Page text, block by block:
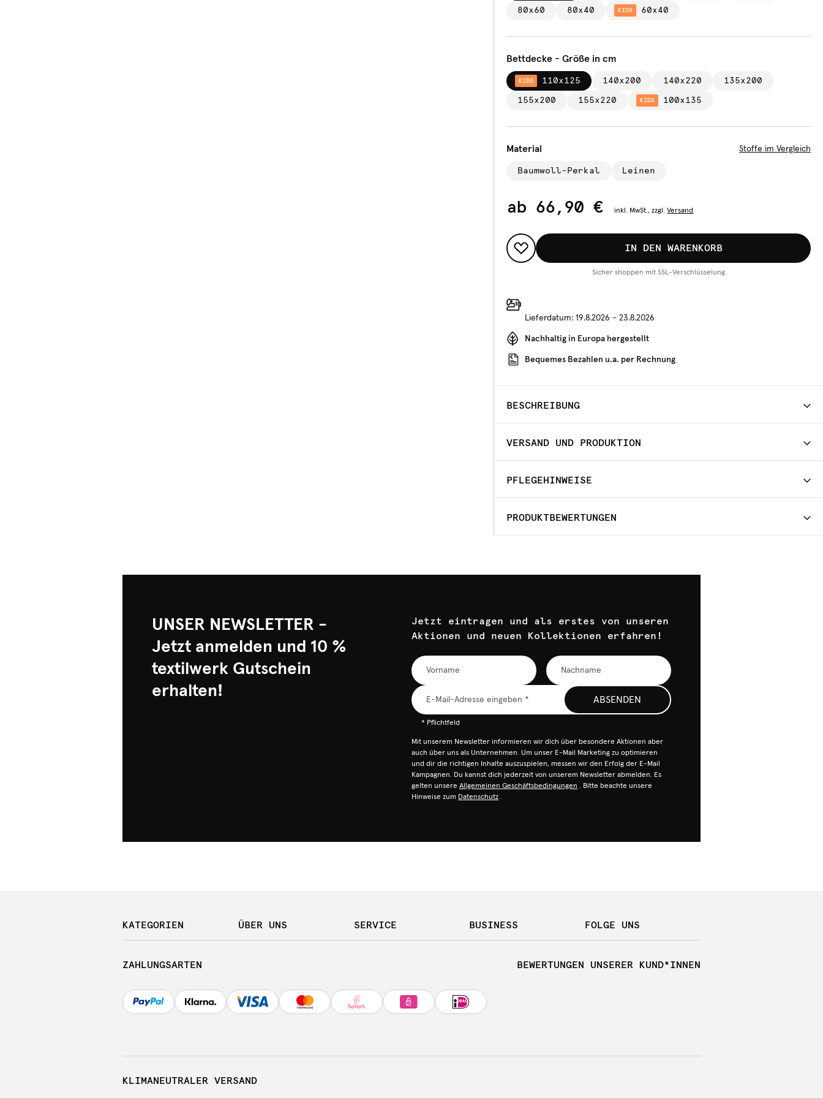
80x60 80x40 KIDS 60x40
Bettdecke - Größe in cm
KIDS 110x125 140x200 140x220 135x200
155x200 155x220 KIDS 100x135
Material Stoffe im Vergleich
Baumwoll-Perkal Leinen
ab 66,90 € inkl. MwSt., zzgl. Versand
IN DEN WARENKORB
Sicher shoppen mit SSL-Verschlüsselung
Lieferdatum: 19.8.2026 - 23.8.2026
Nachhaltig in Europa hergestellt
Bequemes Bezahlen u.a. per Rechnung
BESCHREIBUNG
VERSAND UND PRODUKTION
PFLEGEHINWEISE
PRODUKTBEWERTUNGEN
UNSER NEWSLETTER -
Jetzt anmelden und 10 %
textilwerk Gutschein
erhalten!
Jetzt eintragen und als erstes von unseren
Aktionen und neuen Kollektionen erfahren!
ABSENDEN
* Pflichtfeld
Mit unserem Newsletter informieren wir dich über besondere Aktionen aber
auch über uns als Unternehmen. Um unser E-Mail Marketing zu optimieren
und dir die richtigen Inhalte auszuspielen, messen wir den Erfolg der E-Mail
Kampagnen. Du kannst dich jederzeit von unserem Newsletter abmelden. Es
gelten unsere Allgemeinen Geschäftsbedingungen . Bitte beachte unsere
Hinweise zum Datenschutz .
KATEGORIEN ÜBER UNS SERVICE BUSINESS FOLGE UNS
ZAHLUNGSARTEN BEWERTUNGEN UNSERER KUND*INNEN
KLIMANEUTRALER VERSAND